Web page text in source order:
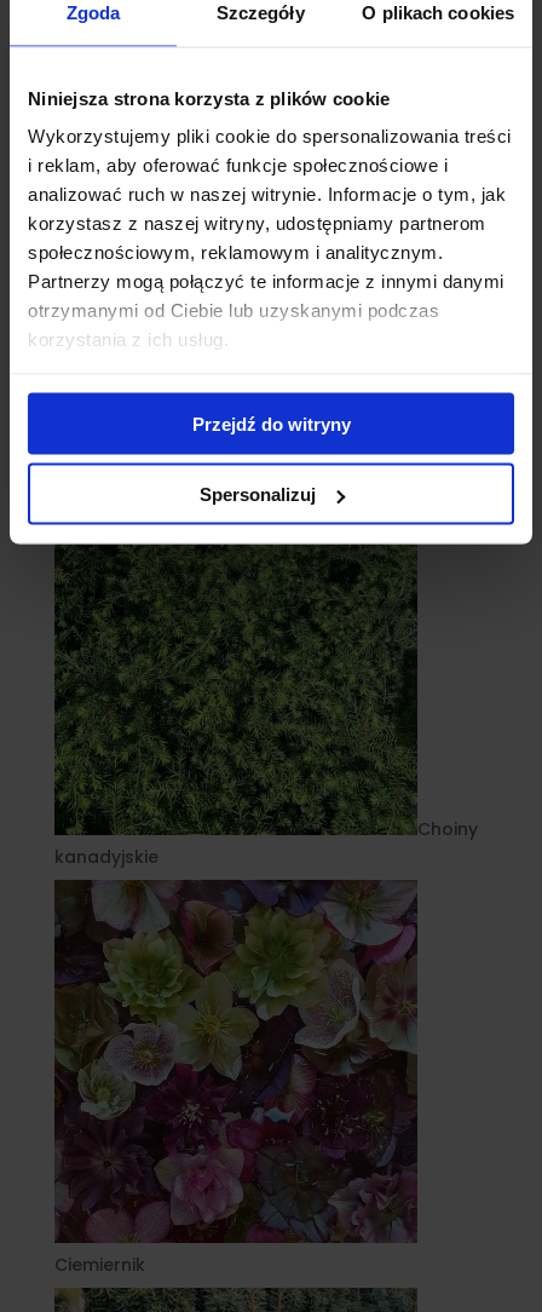
Zgoda Szczegóły O plikach cookies
Niniejsza strona korzysta z plików cookie
Wykorzystujemy pliki cookie do spersonalizowania treści
i reklam, aby oferować funkcje społecznościowe i
analizować ruch w naszej witrynie. Informacje o tym, jak
korzystasz z naszej witryny, udostępniamy partnerom
społecznościowym, reklamowym i analitycznym.
Partnerzy mogą połączyć te informacje z innymi danymi
otrzymanymi od Ciebie lub uzyskanymi podczas
korzystania z ich usług.
Przejdź do witryny
Spersonalizuj
Cebule
Choiny
kanadyjskie
Ciemiernik